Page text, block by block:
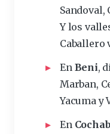
Sandoval,
Y los
Caballero
En Beni,
Marban,
Yacuma y
En